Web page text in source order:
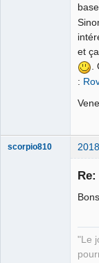
et
:
scorpio810
"Le